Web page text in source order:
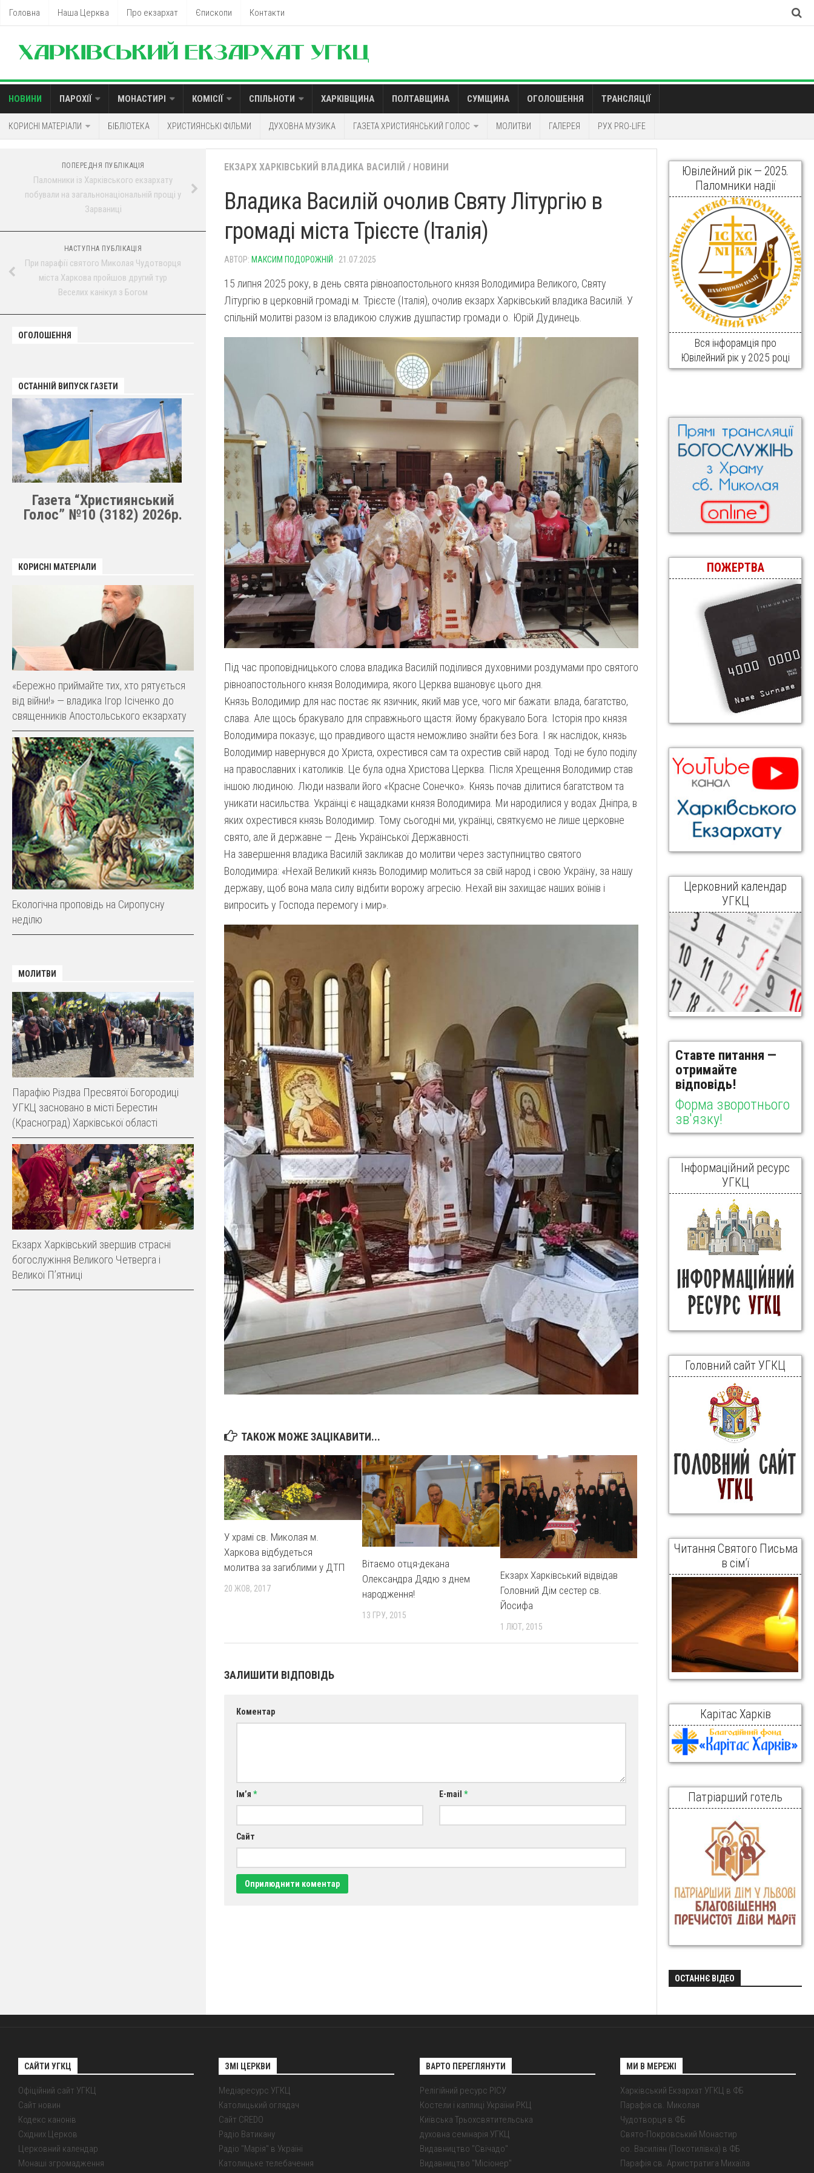
Головна Наша Церква Про екзархат Єпископи Контакти
НОВИНИ ПАРОХІЇ МОНАСТИРІ КОМІСІЇ СПІЛЬНОТИ ХАРКІВЩИНА ПОЛТАВЩИНА СУМЩИНА ОГОЛОШЕННЯ ТРАНСЛЯЦІЇ
КОРИСНІ МАТЕРІАЛИ БІБЛІОТЕКА ХРИСТИЯНСЬКІ ФІЛЬМИ ДУХОВНА МУЗИКА ГАЗЕТА ХРИСТИЯНСЬКИЙ ГОЛОС МОЛИТВИ ГАЛЕРЕЯ РУХ PRO-LIFE
ЕКЗАРХ ХАРКІВСЬКИЙ ВЛАДИКА ВАСИЛІЙ / НОВИНИ
Владика Василій очолив Святу Літургію в
громаді міста Трієсте (Італія)
АВТОР: МАКСИМ ПОДОРОЖНІЙ · 21.07.2025
15 липня 2025 року, в день свята рівноапостольного князя Володимира Великого, Святу
Літургію в церковній громаді м. Трієсте (Італія), очолив екзарх Харківський владика Василій. У
спільній молитві разом із владикою служив душпастир громади о. Юрій Дудинець.
Під час проповідницького слова владика Василій поділився духовними роздумами про святого
рівноапостольного князя Володимира, якого Церква вшановує цього дня.
Князь Володимир для нас постає як язичник, який мав усе, чого міг бажати: влада, багатство,
слава. Але щось бракувало для справжнього щастя: йому бракувало Бога. Історія про князя
Володимира показує, що правдивого щастя неможливо знайти без Бога. І як наслідок, князь
Володимир навернувся до Христа, охрестився сам та охрестив свій народ. Тоді не було поділу
на православних і католиків. Це була одна Христова Церква. Після Хрещення Володимир став
іншою людиною. Люди назвали його «Красне Сонечко». Князь почав ділитися багатством та
уникати насильства. Українці є нащадками князя Володимира. Ми народилися у водах Дніпра, в
яких охрестився князь Володимир. Тому сьогодні ми, українці, святкуємо не лише церковне
свято, але й державне — День Української Державності.
На завершення владика Василій закликав до молитви через заступництво святого
Володимира: «Нехай Великий князь Володимир молиться за свій народ і свою Україну, за нашу
державу, щоб вона мала силу відбити ворожу агресію. Нехай він захищає наших воїнів і
випросить у Господа перемогу і мир».
ТАКОЖ МОЖЕ ЗАЦІКАВИТИ...
У храмі св. Миколая м.
Харкова відбудеться
молитва за загиблими у ДТП
20 ЖОВ, 2017
Вітаємо отця-декана
Олександра Дядю з днем
народження!
13 ГРУ, 2015
Екзарх Харківський відвідав
Головний Дім сестер св.
Йосифа
1 ЛЮТ, 2015
ЗАЛИШИТИ ВІДПОВІДЬ
Коментар
Ім’я * E-mail *
Сайт
ПОПЕРЕДНЯ ПУБЛІКАЦІЯ
Паломники із Харківського екзархату
побували на загальнонаціональній прощі у
Зарваниці
НАСТУПНА ПУБЛІКАЦІЯ
При парафії святого Миколая Чудотворця
міста Харкова пройшов другий тур
Веселих канікул з Богом
ОГОЛОШЕННЯ
ОСТАННІЙ ВИПУСК ГАЗЕТИ
Газета “Християнський
Голос” №10 (3182) 2026р.
КОРИСНІ МАТЕРІАЛИ
«Бережно приймайте тих, хто рятується
від війни!» — владика Ігор Ісіченко до
священників Апостольського екзархату
Екологічна проповідь на Cиропусну
неділю
МОЛИТВИ
Парафію Різдва Пресвятої Богородиці
УГКЦ засновано в місті Берестин
(Красноград) Харківської області
Екзарх Харківський звершив страсні
богослужіння Великого Четверга і
Великої Пʼятниці
Ювілейний рік — 2025.
Паломники надії
Вся інфорамція про
Ювілейний рік у 2025 році
ПОЖЕРТВА
Церковний календар
УГКЦ
Ставте питання —
отримайте
відповідь!
Форма зворотнього
зв'язку!
Інформаційний ресурс
УГКЦ
Головний сайт УГКЦ
Читання Святого Письма
в сім’ї
Карітас Харків
Патріарший готель
ОСТАННЄ ВІДЕО
САЙТИ УГКЦ
Офіційний сайт УГКЦ
Сайт новин
Кодекс канонів
Східних Церков
Церковний календар
Монаші згромадження
ЗМІ ЦЕРКВИ
Медіаресурс УГКЦ
Католицький оглядач
Сайт CREDO
Радіо Ватикану
Радіо "Марія" в Україні
Католицьке телебачення
ВАРТО ПЕРЕГЛЯНУТИ
Релігійний ресурс РІСУ
Костели і каплиці України РКЦ
Київська Трьохсвятительська
духовна семінарія УГКЦ
Видавництво "Свічадо"
Видавництво "Місіонер"
МИ В МЕРЕЖІ
Харківський Екзархат УГКЦ в ФБ
Парафія св. Миколая
Чудотворця в ФБ
Свято-Покровський Монастир
оо. Василіян (Покотилівка) в ФБ
Парафія св. Архистратига Михаїла